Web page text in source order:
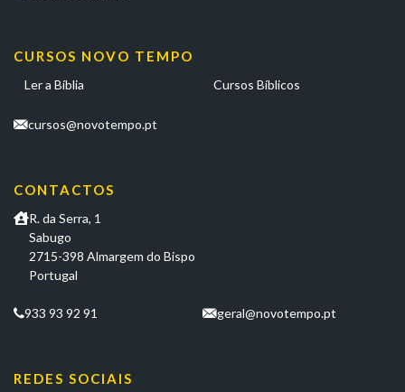
CURSOS NOVO TEMPO
Ler a Bíblia Cursos Bíblicos
cursos@novotempo.pt
CONTACTOS
R. da Serra, 1
Sabugo
2715-398 Almargem do Bispo
Portugal
933 93 92 91 geral@novotempo.pt
REDES SOCIAIS